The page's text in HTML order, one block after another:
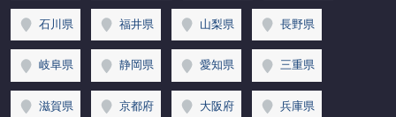
石川県 福井県 山梨県 長野県
岐阜県 静岡県 愛知県 三重県
滋賀県 京都府 大阪府 兵庫県